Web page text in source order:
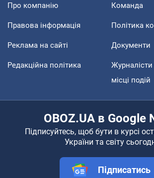
Про компанію Команда
Правова інформація Політика
Реклама на сайті Документи
Редакційна політика
Журналісти
місці подій
OBOZ.UA в Google
Підписуйтесь, щоб бути в курсі
України та світу
Підписатись